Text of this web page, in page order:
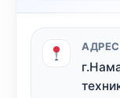
АДРЕС